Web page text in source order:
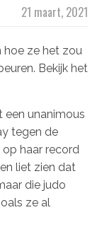
21 maart, 2021
hoe ze het zou
Bekijk het
een unanimous
tegen de
op haar record
liet zien dat
die judo
ze al